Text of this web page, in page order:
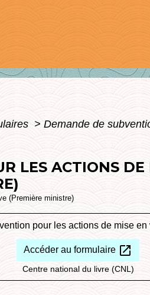
> Demande de
LES ACTIONS
(Première ministre)
pour les actions de mise
Accéder au formulaire open_in_new
Centre national du livre (CNL)